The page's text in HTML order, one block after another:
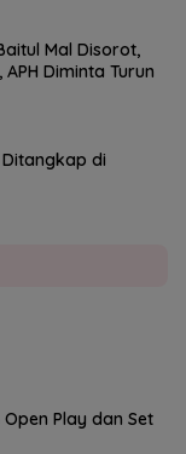
Mal Disorot,
Diminta Turun
Ditangkap di
Play dan Set